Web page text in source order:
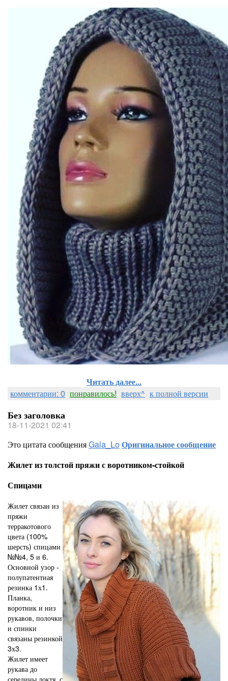
Читать далее...
комментарии: 0 понравилось! вверх^ к полной версии
Без заголовка
18-11-2021 02:41
Это цитата сообщенияGala_LoОригинальное сообщение
Жилет из толстой пряжи с воротником-стойкой
Спицами
Жилет связан из
пряжи
терракотового
цвета (100%
шерсть) спицами
№№4, 5 и 6.
Основной узор -
полупатентная
резинка 1х1.
Планка,
воротник и низ
рукавов, полочки
и спинки
связаны резинкой
3х3.
Жилет имеет
рукава до
середины локтя, с